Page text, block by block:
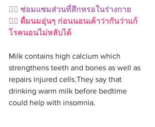
👉🏻 ซ่อมแซมส่วนที่สึกหรอในร่างกาย
👉🏻 ดื่มนมอุ่นๆ ก่อนนอนเค้าว่ากันว่าแก้
โรคนอนไม่หลับได้
Milk contains high calcium which
strengthens teeth and bones as well as
repairs injured cells.They say that
drinking warm milk before bedtime
could help with insomnia.